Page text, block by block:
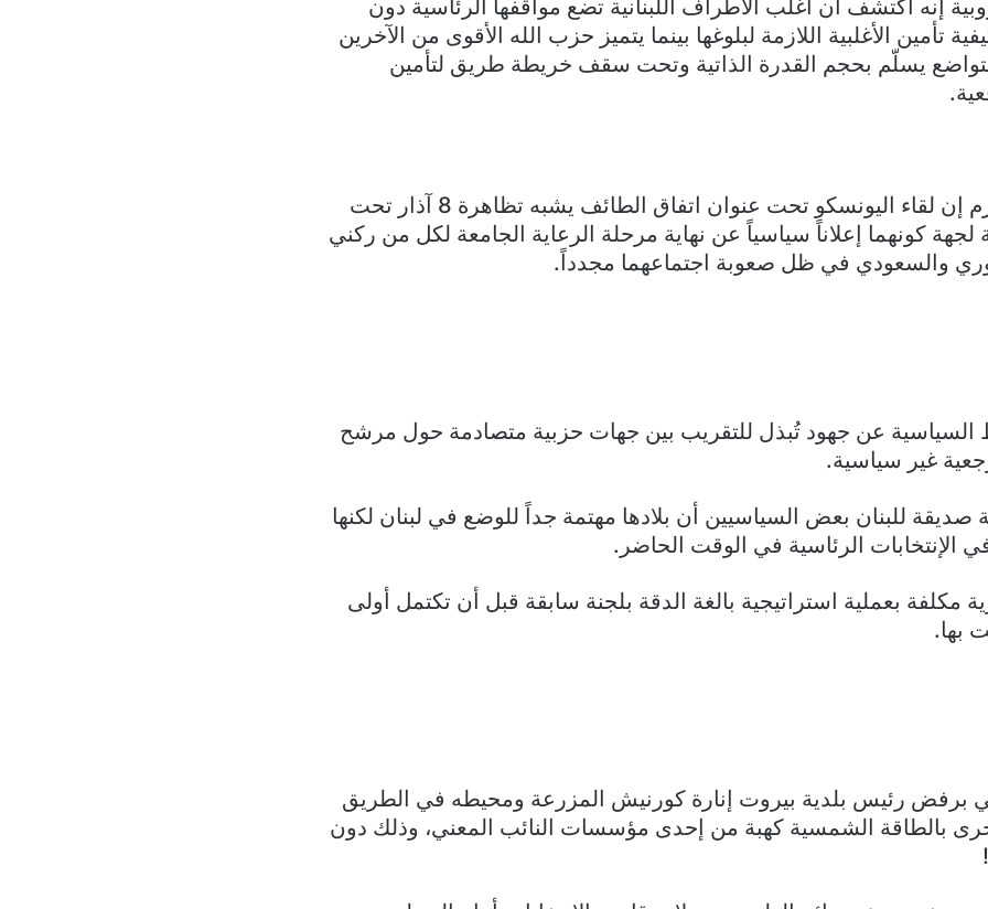
إنه اكتشف أن أغلب الأطراف اللبنانية تضع مواقفها الرئاسية دون
تأمين الأغلبية اللازمة لبلوغها بينما يتميز حزب الله الأقوى من الآخرين
يسلّم بحجم القدرة الذاتية وتحت سقف خريطة طريق لتأمين
قال سياسي مخضرم إن لقاء اليونسكو تحت عنوان اتفاق الطائف يشبه تظاهرة 8 آذار تحت
كونهما إعلاناً سياسياً عن نهاية مرحلة الرعاية الجامعة لكل من ركني
والسعودي في ظل صعوبة اجتماعهما مجدداً.
السياسية عن جهود تُبذل للتقريب بين جهات حزبية متصادمة حول مرشح
غير سياسية.
صديقة للبنان بعض السياسيين أن بلادها مهتمة جداً للوضع في لبنان لكنها
الإنتخابات الرئاسية في الوقت الحاضر.
مكلفة بعملية استراتيجية بالغة الدقة بلجنة سابقة قبل أن تكتمل أولى
بها.
برفض رئيس بلدية بيروت إنارة كورنيش المزرعة ومحيطه في الطريق
بالطاقة الشمسية كهبة من إحدى مؤسسات النائب المعني، وذلك دون